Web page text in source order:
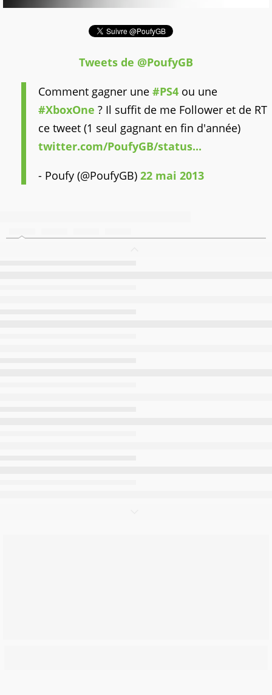
Tweets de @PoufyGB
Comment gagner une #PS4 ou une
#XboxOne ? Il suffit de me Follower et de RT
ce tweet (1 seul gagnant en fin d'année)
twitter.com/PoufyGB/status...
- Poufy (@PoufyGB) 22 mai 2013